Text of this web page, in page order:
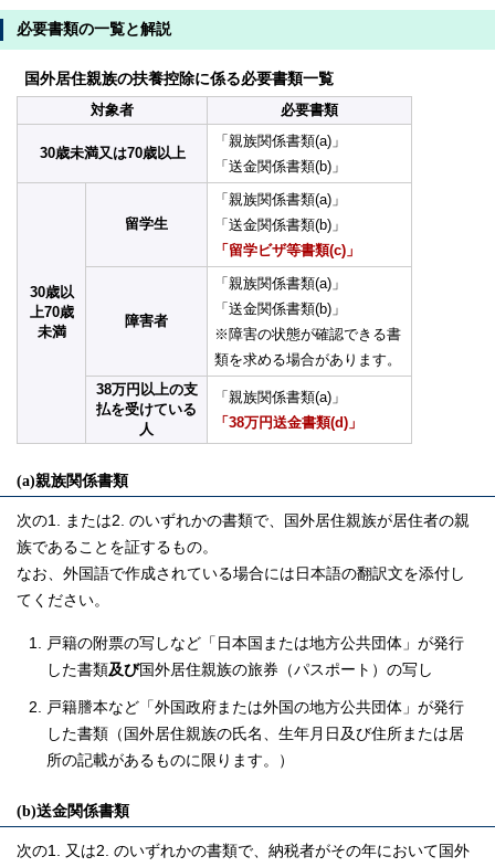
必要書類の一覧と解説
国外居住親族の扶養控除に係る必要書類一覧
対象者
必要書類
30歳未満又は70歳以上
「親族関係書類(a)」
「送金関係書類(b)」
30歳以
上70歳
未満
留学生
「親族関係書類(a)」
「送金関係書類(b)」
「留学ビザ等書類(c)」
障害者
「親族関係書類(a)」
「送金関係書類(b)」
※障害の状態が確認できる書
類を求める場合があります。
38万円以上の支
払を受けている
人
「親族関係書類(a)」
「38万円送金書類(d)」
(a)親族関係書類
次の1. または2. のいずれかの書類で、国外居住親族が居住者の親
族であることを証するもの。
なお、外国語で作成されている場合には日本語の翻訳文を添付し
てください。
戸籍の附票の写しなど「日本国または地方公共団体」が発行
した書類及び国外居住親族の旅券（パスポート）の写し
戸籍謄本など「外国政府または外国の地方公共団体」が発行
した書類（国外居住親族の氏名、生年月日及び住所または居
所の記載があるものに限ります。）
(b)送金関係書類
次の1. 又は2. のいずれかの書類で、納税者がその年において国外